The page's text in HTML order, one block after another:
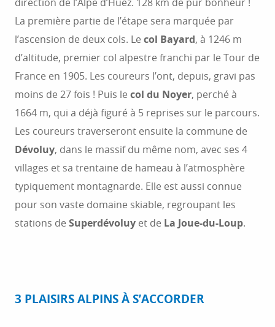
La première partie de l’étape sera marquée par
l’ascension de deux cols. Le col Bayard, à 1246 m
d’altitude, premier col alpestre franchi par le Tour de
France en 1905. Les coureurs l’ont, depuis, gravi pas
moins de 27 fois ! Puis le col du Noyer, perché à
1664 m, qui a déjà figuré à 5 reprises sur le parcours.
Les coureurs traverseront ensuite la commune de
Dévoluy, dans le massif du même nom, avec ses 4
villages et sa trentaine de hameau à l’atmosphère
typiquement montagnarde. Elle est aussi connue
pour son vaste domaine skiable, regroupant les
stations de Superdévoluy et de La Joue-du-Loup.
3 PLAISIRS ALPINS À S’ACCORDER